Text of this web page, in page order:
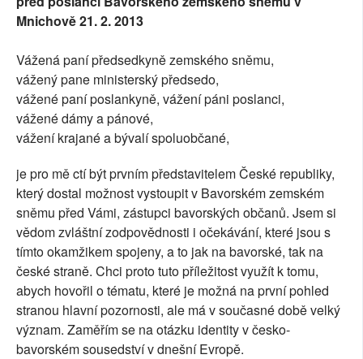
Mnichově 21. 2. 2013
Vážená paní předsedkyně zemského sněmu,
vážený pane ministerský předsedo,
vážené paní poslankyně, vážení páni poslanci,
vážené dámy a pánové,
vážení krajané a bývalí spoluobčané,
je pro mě ctí být prvním představitelem České republiky,
který dostal možnost vystoupit v Bavorském zemském
sněmu před Vámi, zástupci bavorských občanů. Jsem si
vědom zvláštní zodpovědnosti i očekávání, které jsou s
tímto okamžikem spojeny, a to jak na bavorské, tak na
české straně. Chci proto tuto příležitost využít k tomu,
abych hovořil o tématu, které je možná na první pohled
stranou hlavní pozornosti, ale má v současné době velký
význam. Zaměřím se na otázku identity v česko-
bavorském sousedství v dnešní Evropě.